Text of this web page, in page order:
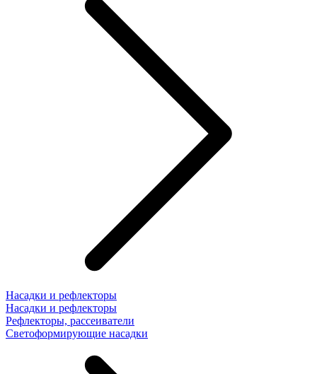
Насадки и рефлекторы
Насадки и рефлекторы
Рефлекторы, рассеиватели
Светоформирующие насадки